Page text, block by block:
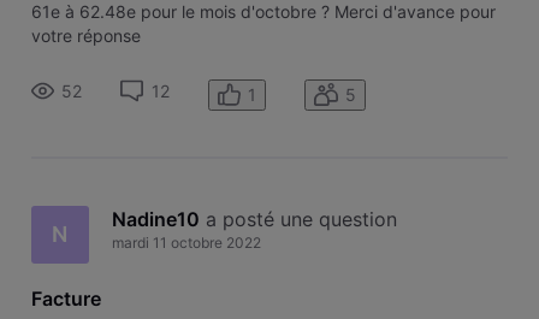
61e à 62.48e pour le mois d'octobre ? Merci d'avance pour
votre réponse
52 12 1 5
N
Nadine10 a posté une question
mardi 11 octobre 2022
Facture